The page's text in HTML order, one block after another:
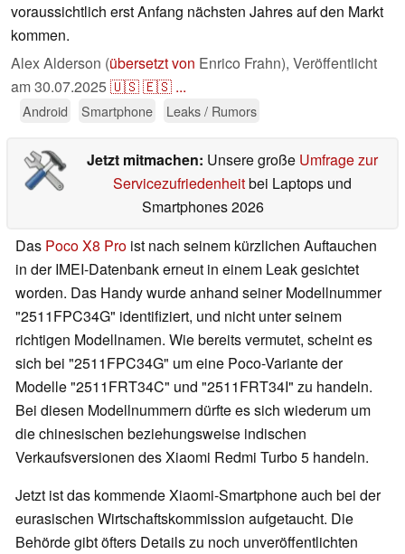
voraussichtlich erst Anfang nächsten Jahres auf den Markt
kommen.
Alex Alderson (übersetzt von Enrico Frahn), Veröffentlicht
am30.07.2025🇺🇸🇪🇸 ...
Android Smartphone Leaks / Rumors
Jetzt mitmachen: Unsere große Umfrage zur
Servicezufriedenheitbei Laptops und
Smartphones 2026
Das Poco X8 Pro ist nach seinem kürzlichen Auftauchen
in der IMEI-Datenbank erneut in einem Leak gesichtet
worden. Das Handy wurde anhand seiner Modellnummer
"2511FPC34G" identifiziert, und nicht unter seinem
richtigen Modellnamen. Wie bereits vermutet, scheint es
sich bei "2511FPC34G" um eine Poco-Variante der
Modelle "2511FRT34C" und "2511FRT34I" zu handeln.
Bei diesen Modellnummern dürfte es sich wiederum um
die chinesischen beziehungsweise indischen
Verkaufsversionen des Xiaomi Redmi Turbo 5 handeln.
Jetzt ist das kommende Xiaomi-Smartphone auch bei der
eurasischen Wirtschaftskommission aufgetaucht. Die
Behörde gibt öfters Details zu noch unveröffentlichten